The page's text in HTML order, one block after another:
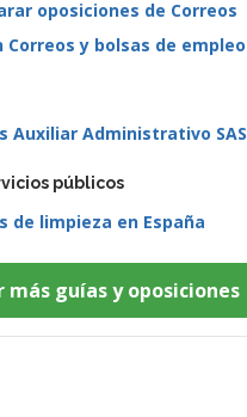
oposiciones de Correos
y bolsas de empleo
Auxiliar Administrativo SAS
públicos
de limpieza en España
más guías y oposiciones